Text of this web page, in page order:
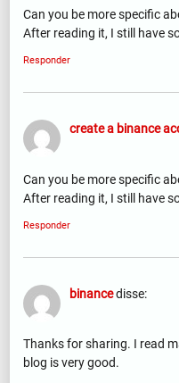
Can you be more specific
After reading it, I still have
Responder
create a binance
Can you be more specific
After reading it, I still have
Responder
binancedisse:
Thanks for sharing. I read
blog is very good.